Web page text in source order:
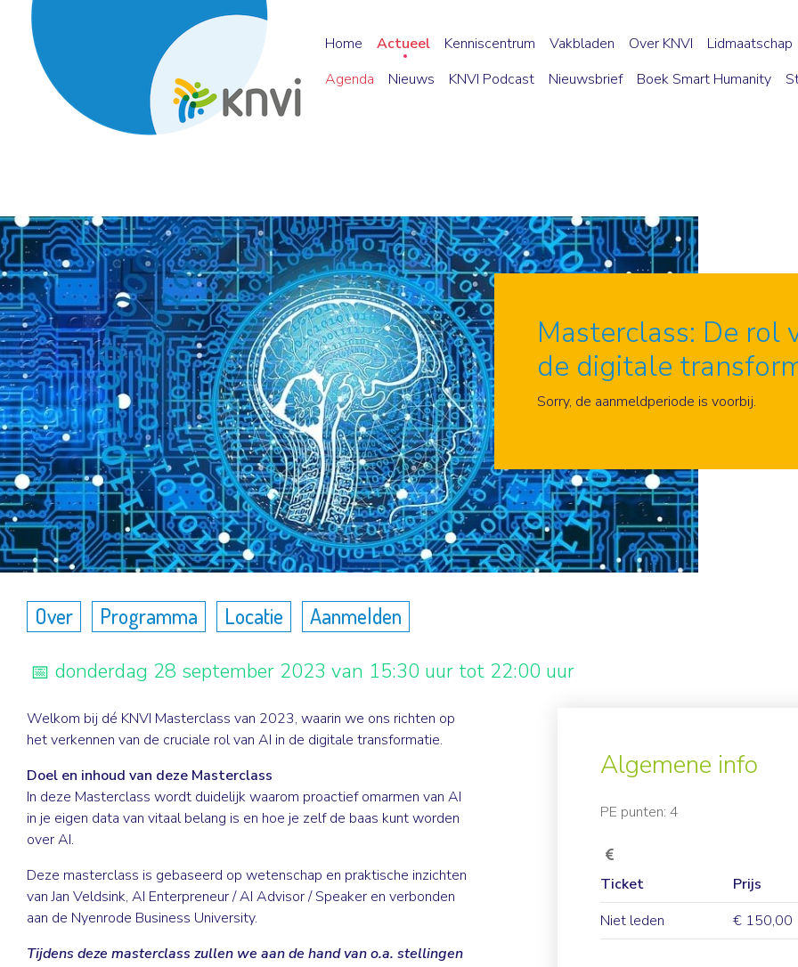
Home
Actueel
Agenda
Nieuws KNVI Podcast Nieuwsbrief Boek Smart Humanity
Kenniscentrum Vakbladen Over KNVI Lidmaatschap
Masterclass: De rol
de digitale
Aanmelden
Sorry, de aanmeldperiode is voorbij.
Over Programma Locatie Aanmelden
donderdag 28 september 2023 van 15:30 uur tot 22:00 uur
Welkom bij dé KNVI Masterclass van 2023, waarin we ons richten op
het verkennen van de cruciale rol van AI in de digitale transformatie.
Doel en inhoud van deze Masterclass
In deze Masterclass wordt duidelijk waarom proactief omarmen van AI
in je eigen data van vitaal belang is en hoe je zelf de baas kunt worden
over AI.
Deze masterclass is gebaseerd op wetenschap en praktische inzichten
vanJan Veldsink, AI Enterpreneur / AI Advisor / Speaker en verbonden
aan de Nyenrode Business University.
Tijdens deze masterclass zullen we aan de hand van o.a. stellingen
Algemene info
PE punten: 4
Ticket
Prijs
Niet leden
€ 150,00